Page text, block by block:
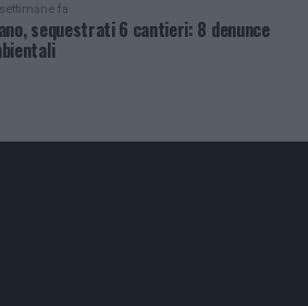
fa
sequestrati 6 cantieri: 8 denunce